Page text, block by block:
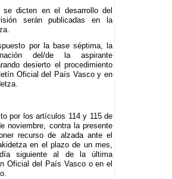
se dicten en el desarrollo del
serán publicadas en la
por la base séptima, la
del/de la aspirante
desierto el procedimiento
Oficial del País Vasco y en
por los artículos 114 y 115 de
noviembre, contra la presente
recurso de alzada ante el
en el plazo de un mes,
siguiente al de la última
Oficial del País Vasco o en el